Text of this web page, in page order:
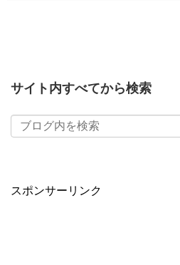
サイト内すべてから検索
スポンサーリンク